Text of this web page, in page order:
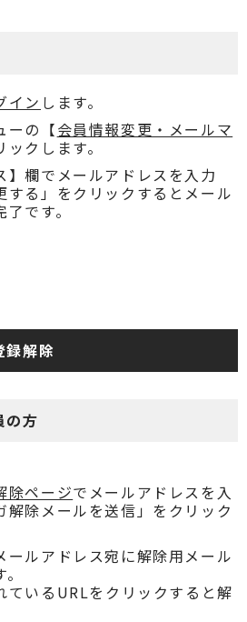
イン します。
ーの【会員情報変更・メールマ
クします。
】欄でメールアドレスを入力
する」をクリックするとメール
です。
録解除
の方
除ページでメールアドレスを入
解除メールを送信」をクリック
ールアドレス宛に解除用メール
ているURLをクリックすると解